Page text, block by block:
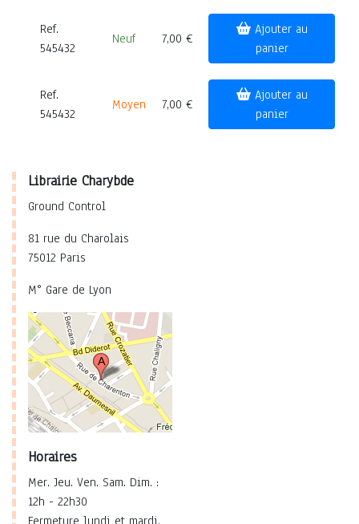
Ref.
545432
Neuf 7,00 €
Ajouter au
panier
Ref.
545432
Moyen 7,00 €
Ajouter au
panier
Librairie Charybde
Ground Control
81 rue du Charolais
75012 Paris
M° Gare de Lyon
Horaires
Mer. Jeu. Ven. Sam. Dim. :
12h - 22h30
Fermeture lundi et mardi.